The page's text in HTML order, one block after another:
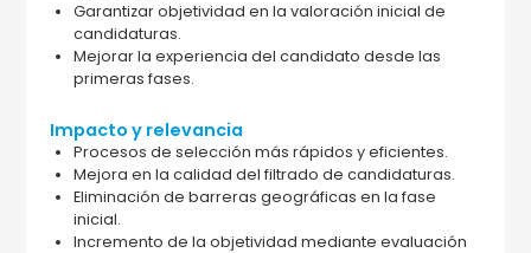
Garantizar objetividad en la valoración inicial de
candidaturas.
Mejorar la experiencia del candidato desde las
primeras fases.
Impacto y relevancia
Procesos de selección más rápidos y eficientes.
Mejora en la calidad del filtrado de candidaturas.
Eliminación de barreras geográficas en la fase
inicial.
Incremento de la objetividad mediante evaluación